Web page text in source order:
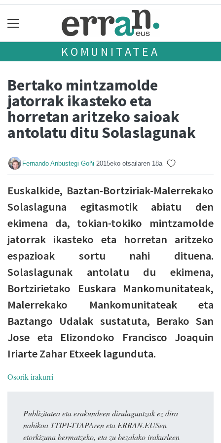
KOMUNITATEA
Bertako mintzamolde
jatorrak ikasteko eta
horretan aritzeko saioak
antolatu ditu Solaslagunak
Fernando Anbustegi Goñi 2015eko otsailaren 18a
Euskalkide, Baztan-Bortziriak-Malerrekako
Solaslaguna egitasmotik abiatu den
ekimena da, tokian-tokiko mintzamolde
jatorrak ikasteko eta horretan aritzeko
espazioak sortu nahi dituena.
Solaslagunak antolatu du ekimena,
Bortzirietako Euskara Mankomunitateak,
Malerrekako Mankomunitateak eta
Baztango Udalak sustatuta, Berako San
Jose eta Elizondoko Francisco Joaquin
Iriarte Zahar Etxeek lagunduta.
Osorik irakurri
Publizitatea eta erakundeen dirulaguntzak ez dira
nahikoa TTIPI-TTAPAren eta ERRAN.EUSen
etorkizuna bermatzeko, eta zu bezalako irakurleen